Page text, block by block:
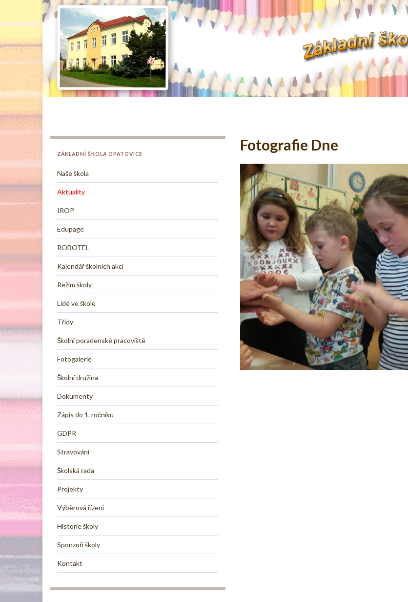
Fotografie Dne
ZÁKLADNÍ ŠKOLA OPATOVICE
Naše škola
Aktuality
IROP
Edupage
ROBOTEL
Kalendář školních akcí
Režim školy
Lidé ve škole
Třídy
Školní poradenské pracoviště
Fotogalerie
Školní družina
Dokumenty
Zápis do 1. ročníku
GDPR
Stravování
Školská rada
Projekty
Výběrová řízení
Historie školy
Sponzoři školy
Kontakt